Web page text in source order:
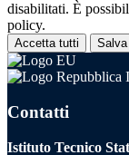
disabilitati. È
policy.
Accetta tutti
Contatti
Istituto Tecnico